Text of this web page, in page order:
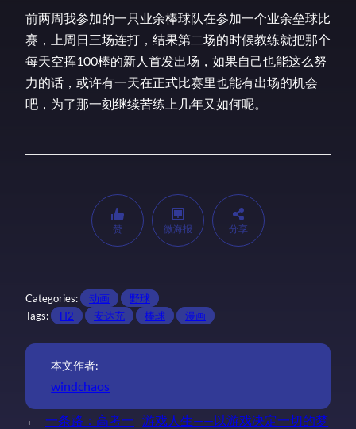
前两周我参加的一只业余棒球队在参加一个业余垒球比
赛，上周日三场连打，结果第二场的时候教练就把那个
每天空挥100棒的新人首发出场，如果自己也能这么努
力的话，或许有一天在正式比赛里也能有出场的机会
吧，为了那一刻继续苦练上几年又如何呢。
赞 微海报 分享
Categories: 动画
野球
Tags:
H2 安达充 棒球 漫画
本文作者:
windchaos
←
一条路：高考一 游戏人生——以游戏决定一切的梦